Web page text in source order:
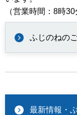
（営業時間：8時30
ふじのねの
最新情報・